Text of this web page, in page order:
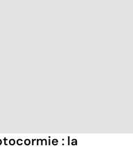
: la